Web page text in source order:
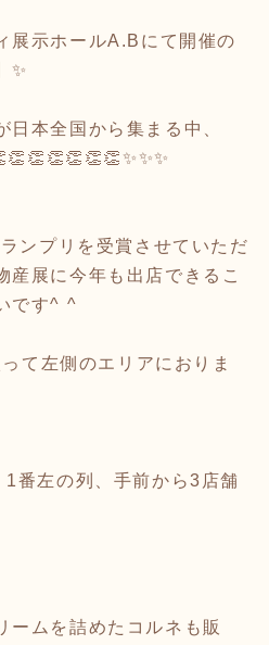
展示ホールA.Bにて開催の
✨
本全国から集まる中、
ンプリを受賞させていただ
産展に今年も出店できるこ
です^ ^
て左側のエリアにおりま
1番左の列、手前から3店舗
ームを詰めたコルネも販